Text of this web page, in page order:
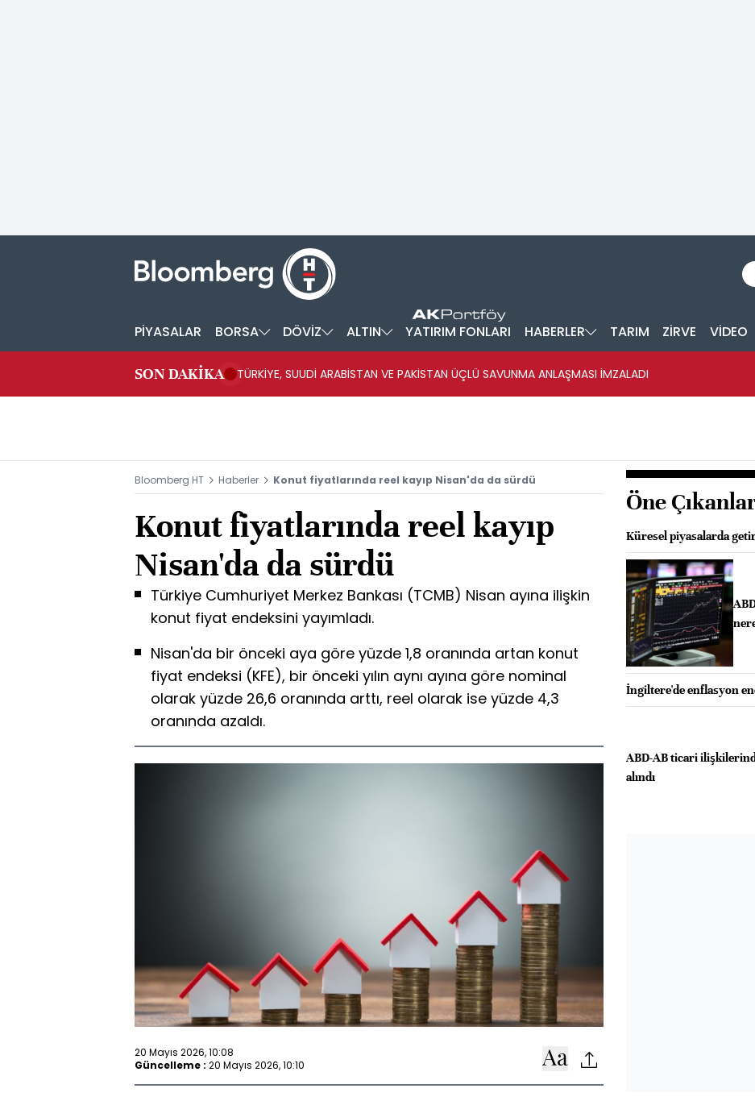
PİYASALAR BORSA DÖVİZ ALTIN YATIRIM FONLARI HABERLER TARIM ZİRVE VİDEO
SON DAKİKA TÜRKİYE, SUUDİ ARABİSTAN VE PAKİSTAN ÜÇLÜ SAVUNMA ANLAŞMASI İMZALADI
Bloomberg HT Haberler Konut fiyatlarında reel kayıp Nisan'da da sürdü
Konut fiyatlarında reel kayıp
Nisan'da da sürdü
Türkiye Cumhuriyet Merkez Bankası (TCMB) Nisan ayına ilişkin
konut fiyat endeksini yayımladı.
Nisan'da bir önceki aya göre yüzde 1,8 oranında artan konut
fiyat endeksi (KFE), bir önceki yılın aynı ayına göre nominal
olarak yüzde 26,6 oranında arttı, reel olarak ise yüzde 4,3
oranında azaldı.
20 Mayıs 2026, 10:08
Güncelleme : 20 Mayıs 2026, 10:10
Öne
Küresel piyasalarda
İngiltere'de enflasyon
ABD-AB ticari
alındı